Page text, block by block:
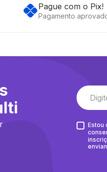
Pague com o Pix!
Pagamento
Estou